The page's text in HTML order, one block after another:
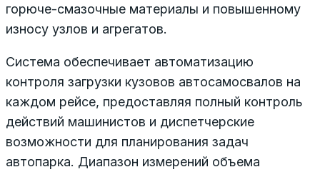
горюче-смазочные материалы и повышенному
износу узлов и агрегатов.
Система обеспечивает автоматизацию
контроля загрузки кузовов автосамосвалов на
каждом рейсе, предоставляя полный контроль
действий машинистов и диспетчерские
возможности для планирования задач
автопарка. Диапазон измерений объема